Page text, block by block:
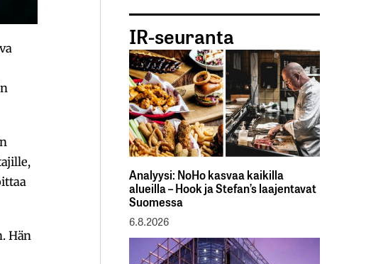
Hän
IR-seuranta
Analyysi: NoHo kasvaa kaikilla
alueilla – Hook ja Stefan’s laajentavat
Suomessa
6.8.2026